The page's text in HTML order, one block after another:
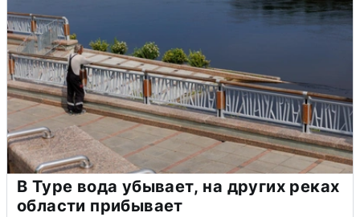
В Туре вода убывает, на других реках
области прибывает